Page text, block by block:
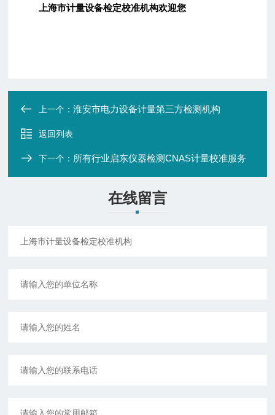
上海市计量设备检定校准机构欢迎您
上一个：淮安市电力设备计量第三方检测机构
返回列表
下一个： 所有行业启东仪器检测CNAS计量校准服务
在线留言